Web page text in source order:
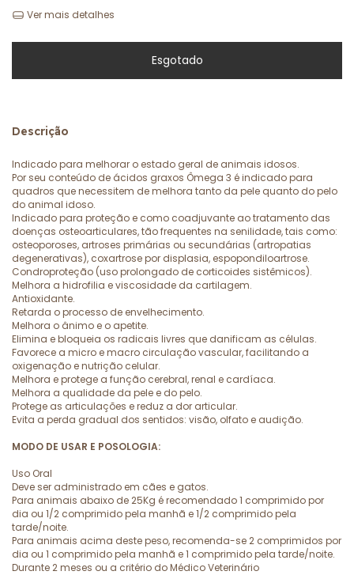
Ver mais detalhes
Descrição
Indicado para melhorar o estado geral de animais idosos.
Por seu conteúdo de ácidos graxos Ômega 3 é indicado para
quadros que necessitem de melhora tanto da pele quanto do pelo
do animal idoso.
Indicado para proteção e como coadjuvante ao tratamento das
doenças osteoarticulares, tão frequentes na senilidade, tais como:
osteoporoses, artroses primárias ou secundárias (artropatias
degenerativas), coxartrose por displasia, espopondiloartrose.
Condroproteção (uso prolongado de corticoides sistêmicos).
Melhora a hidrofilia e viscosidade da cartilagem.
Antioxidante.
Retarda o processo de envelhecimento.
Melhora o ânimo e o apetite.
Elimina e bloqueia os radicais livres que danificam as células.
Favorece a micro e macro circulação vascular, facilitando a
oxigenação e nutrição celular.
Melhora e protege a função cerebral, renal e cardíaca.
Melhora a qualidade da pele e do pelo.
Protege as articulações e reduz a dor articular.
Evita a perda gradual dos sentidos: visão, olfato e audição.
MODO DE USAR E POSOLOGIA:
Uso Oral
Deve ser administrado em cães e gatos.
Para animais abaixo de 25Kg é recomendado 1 comprimido por
dia ou 1/2 comprimido pela manhã e 1/2 comprimido pela
tarde/noite.
Para animais acima deste peso, recomenda-se 2 comprimidos por
dia ou 1 comprimido pela manhã e 1 comprimido pela tarde/noite.
Durante 2 meses ou a critério do Médico Veterinário